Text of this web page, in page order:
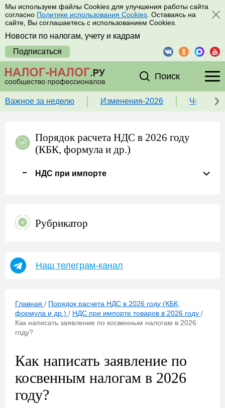
Мы используем файлы Cookies для улучшения работы сайта
согласно Политике использования Cookies . Оставаясь на
сайте, Вы соглашаетесь с использованием Cookies.
Новости по налогам, учету и кадрам
Подписаться
Поиск
Важное за неделю Изменения-2026 Чек-
Порядок расчета НДС в 2026 году
(КБК, формула и др.)
НДС при импорте
Рубрикатор
Наш телеграм-канал
Главная / Порядок расчета НДС в 2026 году (КБК,
формула и др.) / НДС при импорте товаров в 2026 году /
Как написать заявление по косвенным налогам в 2026
году?
Как написать заявление по
косвенным налогам в 2026
году?